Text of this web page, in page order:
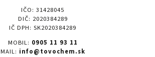
IČO: 31428045
DIČ: 2020384289
IČ DPH: SK2020384289
MOBIL: 0905 11 93 11
MAIL: info@tovochem.sk